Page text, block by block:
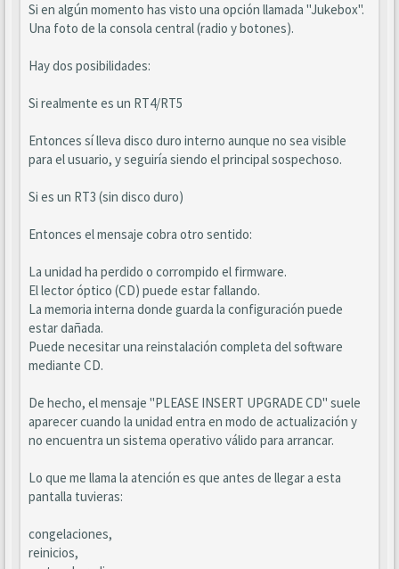
Si en algún momento has visto una opción llamada "Jukebox".
Una foto de la consola central (radio y botones).
Hay dos posibilidades:
Si realmente es un RT4/RT5
Entonces sí lleva disco duro interno aunque no sea visible
para el usuario, y seguiría siendo el principal sospechoso.
Si es un RT3 (sin disco duro)
Entonces el mensaje cobra otro sentido:
La unidad ha perdido o corrompido el firmware.
El lector óptico (CD) puede estar fallando.
La memoria interna donde guarda la configuración puede
estar dañada.
Puede necesitar una reinstalación completa del software
mediante CD.
De hecho, el mensaje "PLEASE INSERT UPGRADE CD" suele
aparecer cuando la unidad entra en modo de actualización y
no encuentra un sistema operativo válido para arrancar.
Lo que me llama la atención es que antes de llegar a esta
pantalla tuvieras:
congelaciones,
reinicios,